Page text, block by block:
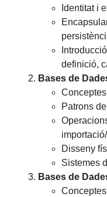
Identitat i
definició,
Bases de
Patrons
Disseny
Sistemes
Bases de